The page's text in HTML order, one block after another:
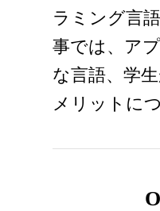
ラミング言
事では、ア
な言語、学
メリットに